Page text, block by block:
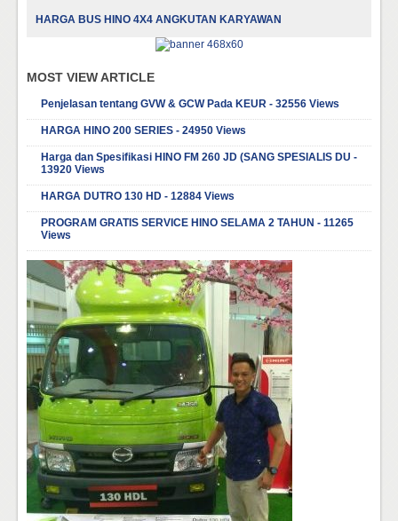
HARGA BUS HINO 4X4 ANGKUTAN KARYAWAN
MOST VIEW ARTICLE
Penjelasan tentang GVW & GCW Pada KEUR - 32556 Views
HARGA HINO 200 SERIES - 24950 Views
Harga dan Spesifikasi HINO FM 260 JD (SANG SPESIALIS DU -
13920 Views
HARGA DUTRO 130 HD - 12884 Views
PROGRAM GRATIS SERVICE HINO SELAMA 2 TAHUN - 11265
Views